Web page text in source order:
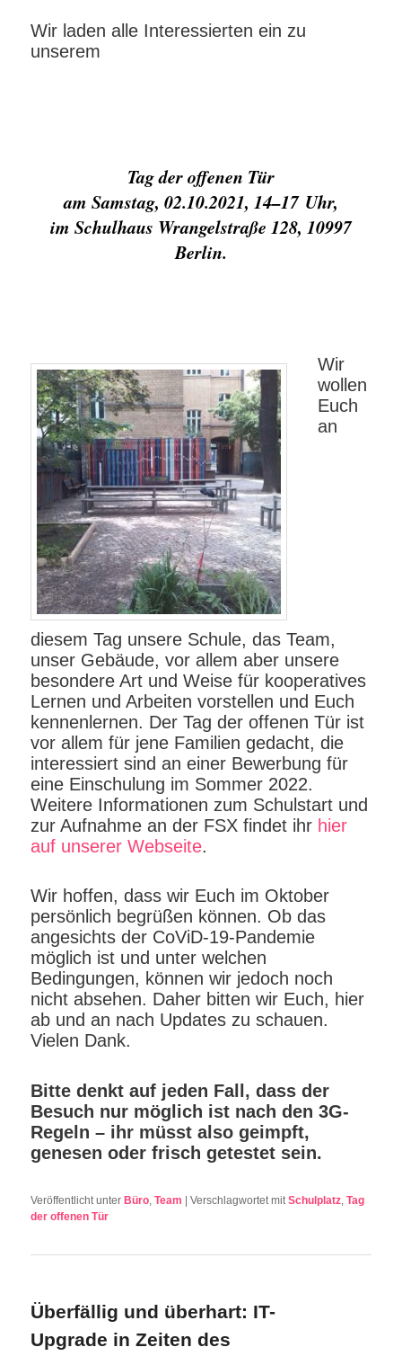
Wir laden alle Interessierten ein zu
unserem
Tag der offenen Tür
am Samstag, 02.10.2021, 14–17 Uhr,
im Schulhaus Wrangelstraße 128, 10997
Berlin.
Wir
wollen
Euch
an
diesem Tag unsere Schule, das Team,
unser Gebäude, vor allem aber unsere
besondere Art und Weise für kooperatives
Lernen und Arbeiten vorstellen und Euch
kennenlernen. Der Tag der offenen Tür ist
vor allem für jene Familien gedacht, die
interessiert sind an einer Bewerbung für
eine Einschulung im Sommer 2022.
Weitere Informationen zum Schulstart und
zur Aufnahme an der FSX findet ihr hier
auf unserer Webseite.
Wir hoffen, dass wir Euch im Oktober
persönlich begrüßen können. Ob das
angesichts der CoViD-19-Pandemie
möglich ist und unter welchen
Bedingungen, können wir jedoch noch
nicht absehen. Daher bitten wir Euch, hier
ab und an nach Updates zu schauen.
Vielen Dank.
Bitte denkt auf jeden Fall, dass der
Besuch nur möglich ist nach den 3G-
Regeln – ihr müsst also geimpft,
genesen oder frisch getestet sein.
Veröffentlicht unter Büro,Team |Verschlagwortet mit Schulplatz,Tag
der offenen Tür
Überfällig und überhart: IT-
Upgrade in Zeiten des